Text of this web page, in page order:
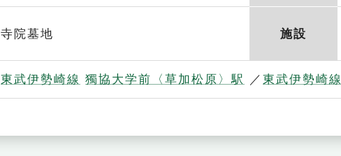
寺院墓地 施設
東武伊勢崎線 獨協大学前〈草加松原〉駅 東武伊勢崎線